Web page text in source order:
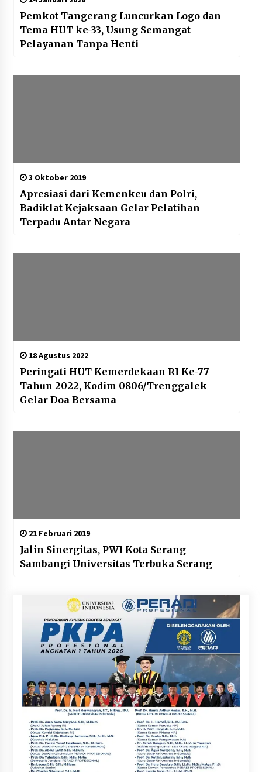
Pemkot Tangerang Luncurkan Logo dan
Tema HUT ke-33, Usung Semangat
Pelayanan Tanpa Henti
3 Oktober 2019
Apresiasi dari Kemenkeu dan Polri,
Badiklat Kejaksaan Gelar Pelatihan
Terpadu Antar Negara
18 Agustus 2022
Peringati HUT Kemerdekaan RI Ke-77
Tahun 2022, Kodim 0806/Trenggalek
Gelar Doa Bersama
21 Februari 2019
Jalin Sinergitas, PWI Kota Serang
Sambangi Universitas Terbuka Serang